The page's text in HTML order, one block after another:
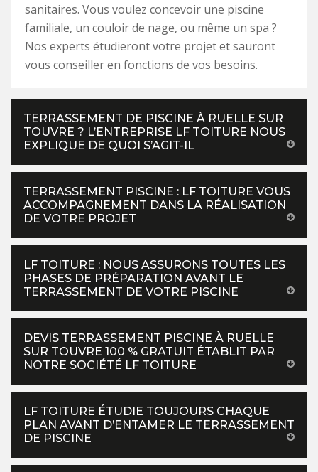
sanitaires. Vous voulez concevoir une piscine
familiale, un couloir de nage, ou même un spa ?
Nos experts étudieront votre projet et sauront
vous conseiller en fonctions de vos besoins.
TERRASSEMENT DE PISCINE À RUELLE SUR
TOUVRE ? L’ENTREPRISE LF TOITURE NOUS
EXPLIQUE DE QUOI S’AGIT-IL
TERRASSEMENT PISCINE : LF TOITURE VOUS
ACCOMPAGNEMENT DANS LA RÉALISATION
DE VOTRE PROJET
LF TOITURE : NOUS ASSURONS TOUTES LES
PHASES DE PRÉPARATION AVANT LE
TERRASSEMENT DE VOTRE PISCINE
DEVIS TERRASSEMENT PISCINE À RUELLE
SUR TOUVRE 100 % GRATUIT ÉTABLIT PAR
NOTRE SOCIÉTÉ LF TOITURE
LF TOITURE ÉTUDIE TOUJOURS CHAQUE
PLAN AVANT D’ENTAMER LE TERRASSEMENT
DE PISCINE